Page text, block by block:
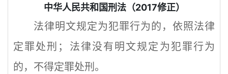
中华人民共和国刑法（2017修正）
法律明文规定为犯罪行为的，依照法律
定罪处刑；法律没有明文规定为犯罪行为
的，不得定罪处刑。